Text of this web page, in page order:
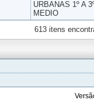
URBANAS 1º A
MEDIO
613 itens